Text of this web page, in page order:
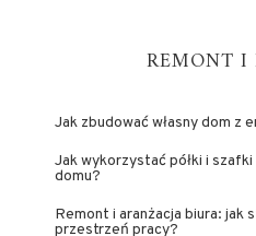
REMONT I
Jak zbudować własny dom z
Jak wykorzystać półki i
domu?
Remont i aranżacja biura:
przestrzeń pracy?